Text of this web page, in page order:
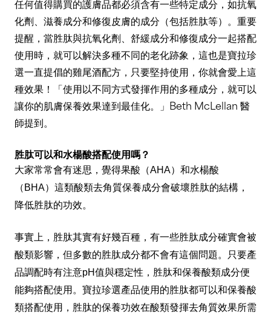
任何值得購買的護膚品都必須含有一些特定成分，如抗氧
化劑、滋養成分和修復皮膚的成分（包括胜肽等）。重要
提醒，當胜肽與抗氧化劑、舒緩成分和修復成分一起搭配
使用時，就可以解決多種不同的老化跡象，這也是寶拉珍
選一直提倡的雞尾酒配方，只要堅持使用，你就會愛上這
種效果！「使用以不同方式發揮作用的多種成分，就可以
讓你的肌膚保養效果達到最佳化。」 Beth McLellan 醫
師提到。
胜肽可以和水楊酸搭配使用嗎？
大家常常會有迷思，覺得果酸（AHA）和水楊酸
（BHA）這類酸類去角質保養成分會破壞胜肽的結構，
降低胜肽的功效。
事實上，胜肽其實有好幾百種，有一些胜肽成分確實會被
酸類影響，但多數的胜肽成分都不會有這個問題。只要產
品調配時有注意pH值與穩定性，胜肽和保養酸類成分便
能夠搭配使用。寶拉珍選產品使用的胜肽都可以和保養酸
類搭配使用，胜肽的保養功效在酸類發揮去角質效果所需